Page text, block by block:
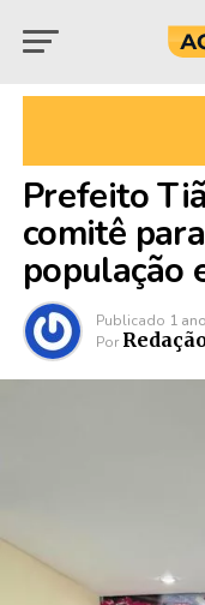
Prefeito
comitê
população
Publicado 1
Por